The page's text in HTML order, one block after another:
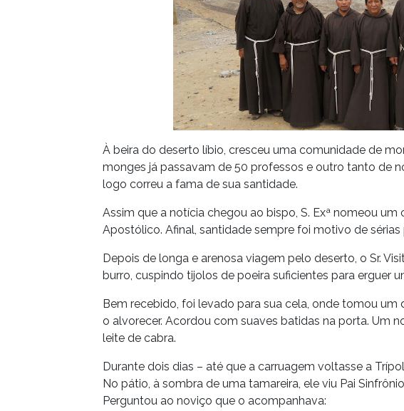
À beira do deserto líbio, cresceu uma comunidade de
monges já passavam de 50 professos e outro tanto de
logo correu a fama de sua santidade.
Assim que a notícia chegou ao bispo, S. Exª nomeou
Apostólico. Afinal, santidade sempre foi motivo de sérias
Depois de longa e arenosa viagem pelo deserto, o Sr.
burro, cuspindo tijolos de poeira suficientes para erguer
Bem recebido, foi levado para sua cela, onde tomou
o alvorecer. Acordou com suaves batidas na porta. Um
leite de cabra.
Durante dois dias – até que a carruagem voltasse a
No pátio, à sombra de uma tamareira, ele viu Pai
Perguntou ao noviço que o acompanhava: